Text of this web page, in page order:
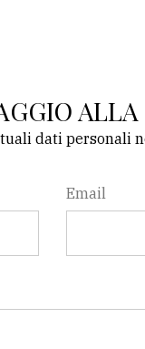
dati personali
Email